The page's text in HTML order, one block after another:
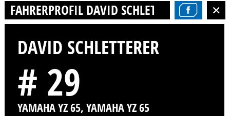
FAHRERPROFIL DAVID SCHLETTERER
DAVID SCHLETTERER
# 29
YAMAHA YZ 65, YAMAHA YZ 65